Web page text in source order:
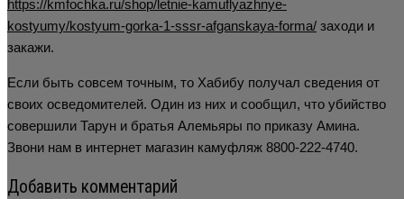
https://kmfochka.ru/shop/letnie-kamuflyazhnye-
kostyumy/kostyum-gorka-1-sssr-afganskaya-forma/ заходи и
закажи.
Если быть совсем точным, то Хабибу получал сведения от
своих осведомителей. Один из них и сообщил, что убийство
совершили Тарун и братья Алемьяры по приказу Амина.
Звони нам в интернет магазин камуфляж 8800-222-4740.
Добавить комментарий